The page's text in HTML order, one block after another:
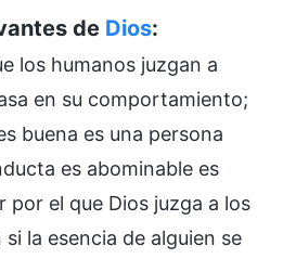
de Dios:
los humanos juzgan a
en su comportamiento;
buena es una persona
es abominable es
por el que Dios juzga a los
la esencia de alguien se